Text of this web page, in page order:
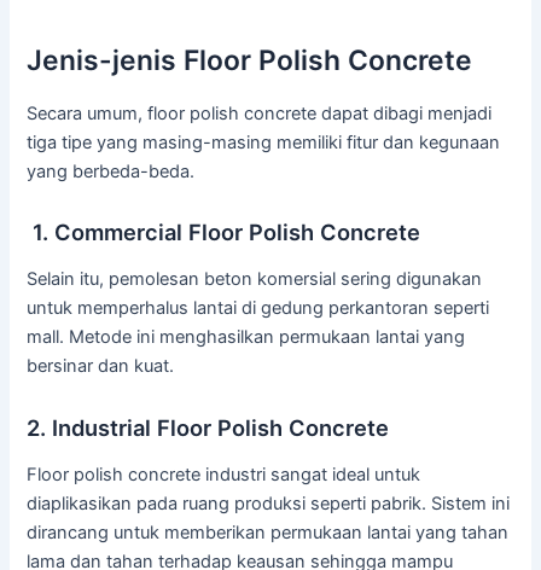
Jenis-jenis Floor Polish Concrete
Secara umum, floor polish concrete dapat dibagi menjadi
tiga tipe yang masing-masing memiliki fitur dan kegunaan
yang berbeda-beda.
1. Commercial Floor Polish Concrete
Selain itu, pemolesan beton komersial sering digunakan
untuk memperhalus lantai di gedung perkantoran seperti
mall. Metode ini menghasilkan permukaan lantai yang
bersinar dan kuat.
2. Industrial Floor Polish Concrete
Floor polish concrete industri sangat ideal untuk
diaplikasikan pada ruang produksi seperti pabrik. Sistem ini
dirancang untuk memberikan permukaan lantai yang tahan
lama dan tahan terhadap keausan sehingga mampu